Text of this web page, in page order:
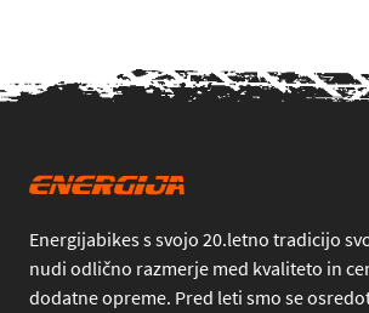
Energijabikes s svojo 20.letno tradicijo
nudi odlično razmerje med kvaliteto in
dodatne opreme. Pred leti smo se